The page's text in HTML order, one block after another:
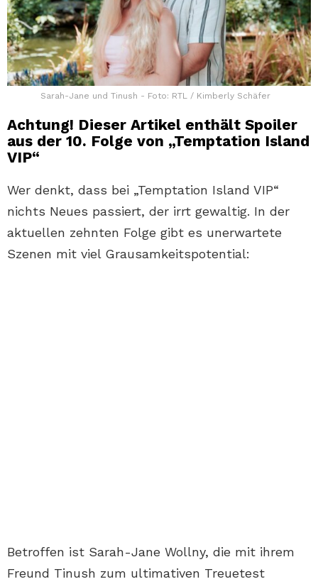
Sarah-Jane und Tinush - Foto: RTL / Kimberly Schäfer
Achtung! Dieser Artikel enthält Spoiler
aus der 10. Folge von „Temptation Island
VIP“
Wer denkt, dass bei „Temptation Island VIP“
nichts Neues passiert, der irrt gewaltig. In der
aktuellen zehnten Folge gibt es unerwartete
Szenen mit viel Grausamkeitspotential:
Betroffen ist Sarah-Jane Wollny, die mit ihrem
Freund Tinush zum ultimativen Treuetest